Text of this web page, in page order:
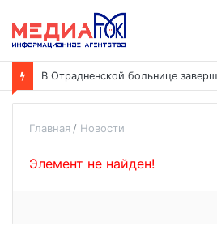
Главная Новости
Элемент не найден!